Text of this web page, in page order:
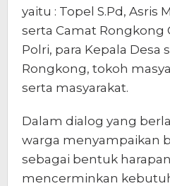
yaitu : Topel S.Pd, Asris
serta Camat Rongkong
Polri, para Kepala Desa
Rongkong, tokoh
serta masyarakat.
Dalam dialog yang
warga menyampaikan
sebagai bentuk
mencerminkan